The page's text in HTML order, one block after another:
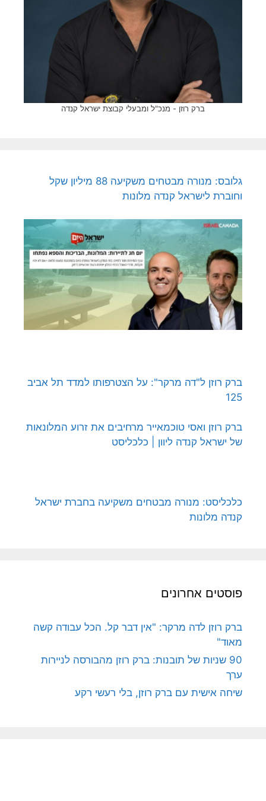
ברק רוזן - מנכ"ל ומבעלי קבוצת ישראל קנדה
גלובס: מנורה מבטחים משקיעה 88 מיליון שקל
וחוברת לישראל קנדה מלונות
ברק רוזן ל"דה מרקר": על הצטרפותו למדד תל אביב
125
ברק רוזן ואסי טוכמאייר מרחיבים את זרוע המלונאות
של ישראל קנדה ליוון | כלכליסט
כלכליסט: מנורה מבטחים משקיעה בחברת ישראל
קנדה מלונות
פוסטים אחרונים
ברק רוזן לדה מרקר: "אין דבר קל. הכל עבודה קשה
מאוד"
90 שניות של תובנות: ברק רוזן מהבורסה לניירות
ערך
שיחה אישית עם ברק רוזן, בלי רעשי רקע